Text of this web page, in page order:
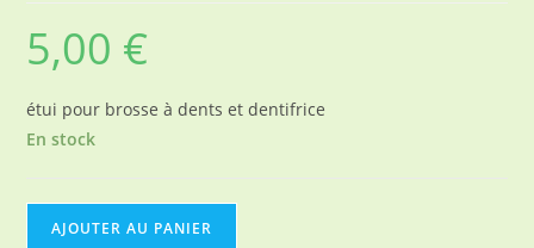
5,00 €
étui pour brosse à dents et dentifrice
En stock
AJOUTER AU PANIER